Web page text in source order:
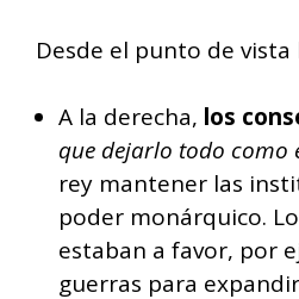
Desde el punto de
A la derecha, los
que dejarlo todo como
rey mantener las
poder monárquico.
estaban a favor, por
guerras para